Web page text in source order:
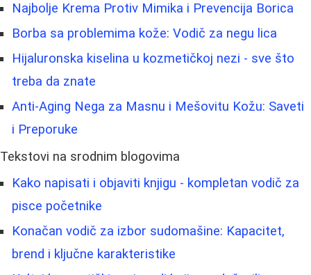
Najbolje Krema Protiv Mimika i Prevencija Borica
Borba sa problemima kože: Vodič za negu lica
Hijaluronska kiselina u kozmetičkoj nezi - sve što
treba da znate
Anti-Aging Nega za Masnu i Mešovitu Kožu: Saveti
i Preporuke
Tekstovi na srodnim blogovima
Kako napisati i objaviti knjigu - kompletan vodič za
pisce početnike
Konačan vodič za izbor sudomašine: Kapacitet,
brend i ključne karakteristike